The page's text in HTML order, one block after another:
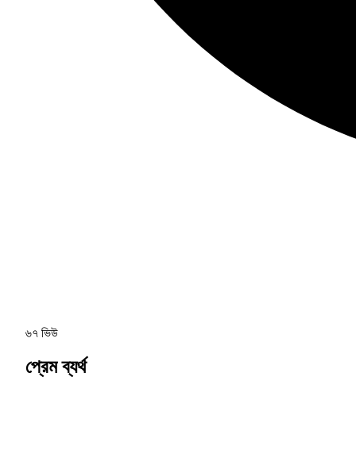
৬৭ ভিউ
প্রেম ব্যর্থ